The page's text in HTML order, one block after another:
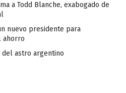
a Todd Blanche, exabogado de
nuevo presidente para
ahorro
del astro argentino